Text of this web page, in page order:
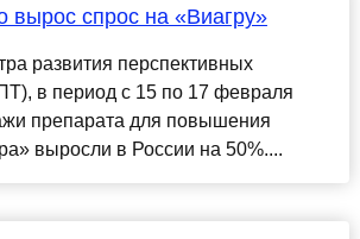
вырос спрос на «Виагру»
развития перспективных
в период с 15 по 17 февраля
препарата для повышения
выросли в России на 50%....